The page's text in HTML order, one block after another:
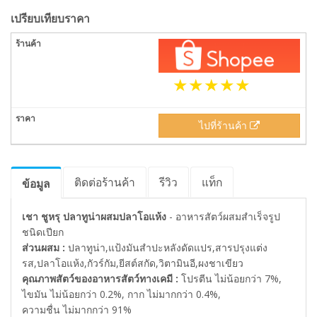
เปรียบเทียบราคา
ไปที่ร้านค้า
ข้อมูล ติดต่อร้านค้า รีวิว แท็ก
เชา ชูหรุ ปลาทูน่าผสมปลาโอแห้ง - อาหารสัตว์ผสมสำเร็จรูป
ชนิดเปียก
ส่วนผสม : ปลาทูน่า,แป้งมันสำปะหลังดัดแปร,สารปรุงแต่ง
รส,ปลาโอแห้ง,กัวร์กัม,ยีสต์สกัด,วิตามินอี,ผงชาเขียว
คุณภาพสัตว์ของอาหารสัตว์ทางเคมี : โปรตีน ไม่น้อยกว่า 7%,
ไขมัน ไม่น้อยกว่า 0.2%, กาก ไม่มากกว่า 0.4%,
ความชื่น ไม่มากกว่า 91%